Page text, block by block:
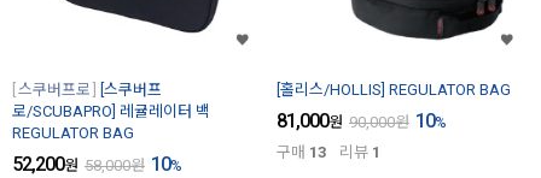
스쿠버프로
[스쿠버프
로/SCUBAPRO] 레귤레이터 백
REGULATOR BAG
52,200원 58,000원 10%
[홀리스/HOLLIS] REGULATOR BAG
81,000원 90,000원 10%
구매 13 리뷰 1